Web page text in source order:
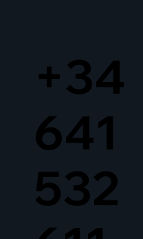
+34
641
532